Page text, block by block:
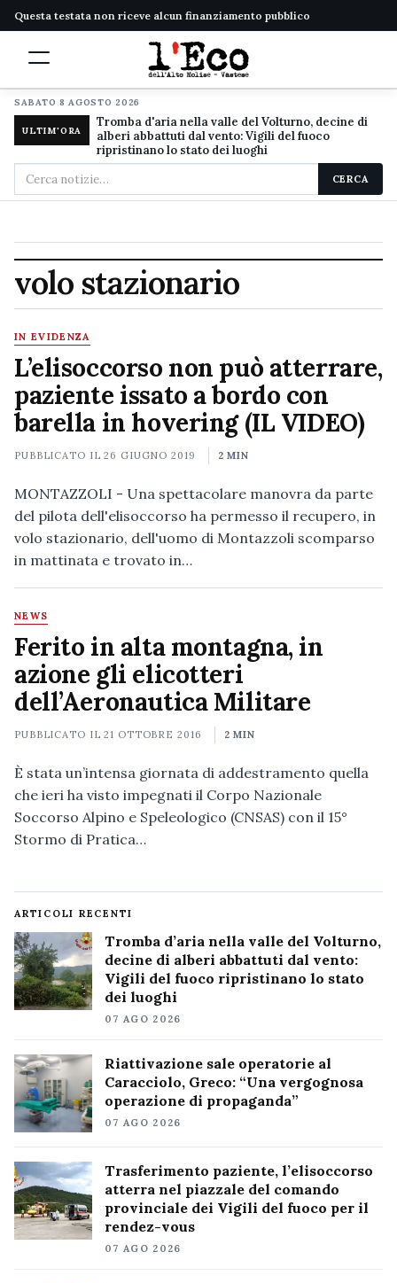
Questa testata non riceve alcun finanziamento pubblico
SABATO 8 AGOSTO 2026
ULTIM'ORA
Tromba d'aria nella valle del Volturno, decine di
alberi abbattuti dal vento: Vigili del fuoco
ripristinano lo stato dei luoghi
Cerca
nel
CERCA
volo stazionario
IN EVIDENZA
L’elisoccorso non può atterrare,
paziente issato a bordo con
barella in hovering (IL VIDEO)
PUBBLICATO IL26 GIUGNO 2019 2 MIN
MONTAZZOLI - Una spettacolare manovra da parte
del pilota dell'elisoccorso ha permesso il recupero, in
volo stazionario, dell'uomo di Montazzoli scomparso
in mattinata e trovato in…
NEWS
Ferito in alta montagna, in
azione gli elicotteri
dell’Aeronautica Militare
PUBBLICATO IL21 OTTOBRE 2016 2 MIN
È stata un’intensa giornata di addestramento quella
che ieri ha visto impegnati il Corpo Nazionale
Soccorso Alpino e Speleologico (CNSAS) con il 15°
Stormo di Pratica…
ARTICOLI RECENTI
Tromba d’aria nella valle del Volturno,
decine di alberi abbattuti dal vento:
Vigili del fuoco ripristinano lo stato
dei luoghi
07 AGO 2026
Riattivazione sale operatorie al
Caracciolo, Greco: “Una vergognosa
operazione di propaganda”
07 AGO 2026
Trasferimento paziente, l’elisoccorso
atterra nel piazzale del comando
provinciale dei Vigili del fuoco per il
rendez-vous
07 AGO 2026